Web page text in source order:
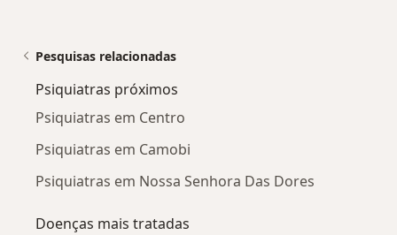
Pesquisas relacionadas
Psiquiatras próximos
Psiquiatras em Centro
Psiquiatras em Camobi
Psiquiatras em Nossa Senhora Das Dores
Doenças mais tratadas